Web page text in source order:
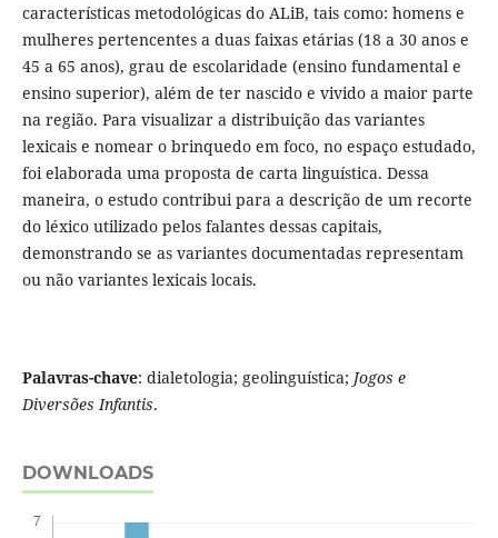
características metodológicas do ALiB, tais como: homens e
mulheres pertencentes a duas faixas etárias (18 a 30 anos e
45 a 65 anos), grau de escolaridade (ensino fundamental e
ensino superior), além de ter nascido e vivido a maior parte
na região. Para visualizar a distribuição das variantes
lexicais e nomear o brinquedo em foco, no espaço estudado,
foi elaborada uma proposta de carta linguística. Dessa
maneira, o estudo contribui para a descrição de um recorte
do léxico utilizado pelos falantes dessas capitais,
demonstrando se as variantes documentadas representam
ou não variantes lexicais locais.
Palavras-chave: dialetologia; geolinguística; Jogos e
Diversões Infantis.
DOWNLOADS